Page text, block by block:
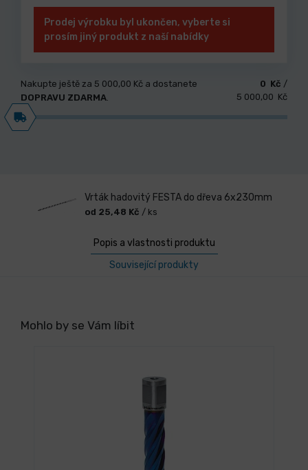
Prodej výrobku byl ukončen, vyberte si
prosím jiný produkt z naší nabídky
Nakupte ještě za 5 000,00 Kč a dostanete
DOPRAVU ZDARMA.
0 Kč /
5 000,00 Kč
Vrták hadovitý FESTA do dřeva 6x230mm
od 25,48 Kč / ks
Popis a vlastnosti produktu
Související produkty
Mohlo by se Vám líbit